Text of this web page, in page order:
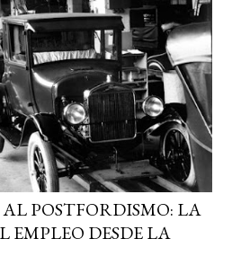
POSTFORDISMO: LA
EMPLEO DESDE LA